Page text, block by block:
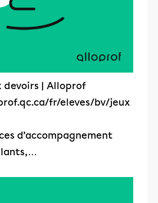
devoirs | Alloprof
fr/eleves/bv/jeux
d’accompagnement